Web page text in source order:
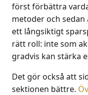
först förbättra
metoder och sedan
ett långsiktigt
rätt roll: inte som
gradvis kan stärka
Det gör också att
sektionen bättre.